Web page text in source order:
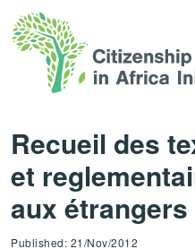
Recueil des
et
aux
Published: 21/Nov/2012